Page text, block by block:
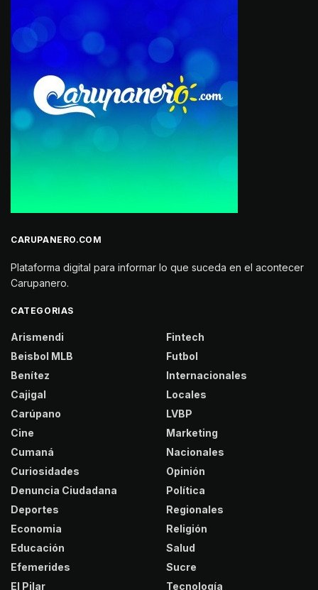
CARUPANERO.COM
Plataforma digital para informar lo que suceda en el acontecer
Carupanero.
CATEGORIAS
Arismendi
Beisbol MLB
Benítez
Cajigal
Carúpano
Cine
Cumaná
Curiosidades
Denuncia Ciudadana
Deportes
Economia
Educación
Efemerides
El Pilar
Fintech
Futbol
Internacionales
Locales
LVBP
Marketing
Nacionales
Opinión
Política
Regionales
Religión
Salud
Sucre
Tecnología